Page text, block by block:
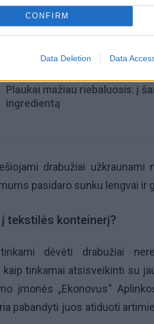
CONFIRM
Data Deletion Data
Aiškiaregės pranašystė:
Plaukai mažiau riebaluosis: į
ingredientą
drabužiai užkraunami
pasidaro sunku lengvai ir
tekstilės konteinerį?
dėvėti drabužiai
kaip tinkamai atsisveikinti su
įmonės „Ekonovus“
pabandyti juos atiduoti